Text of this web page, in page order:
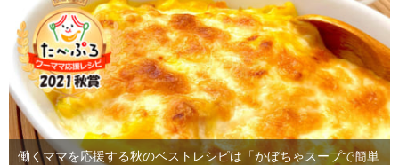
働くママを応援する秋のベストレシピは「かぼちゃスープで簡単